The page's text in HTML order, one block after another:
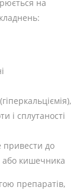
на
і сплутаності
привести до
або кишечника
препаратів,